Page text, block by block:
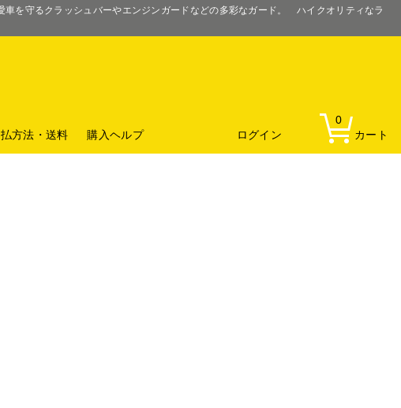
を守るクラッシュバーやエンジンガードなどの多彩なガード。 ハイクオリティなラ
ログイン カート
0
方法・送料
購入ヘルプ